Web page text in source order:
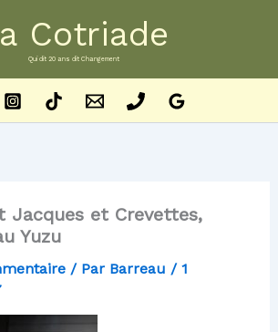
Cotriade
Qui dit 20 ans dit Changement
Jacques et Crevettes,
Yuzu
/ Par Barreau / 1